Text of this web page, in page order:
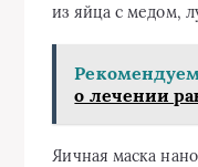
из яйца с медом,
о лечении
Яичная маска